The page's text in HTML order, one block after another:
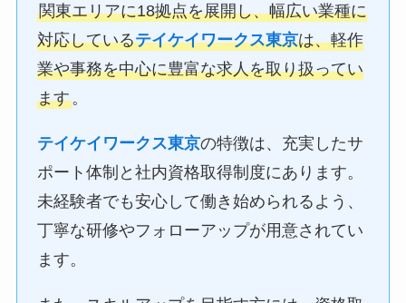
関東エリアに18拠点を展開し、幅広い業種に
対応しているテイケイワークス東京は、軽作
業や事務を中心に豊富な求人を取り扱ってい
ます。
テイケイワークス東京の特徴は、充実したサ
ポート体制と社内資格取得制度にあります。
未経験者でも安心して働き始められるよう、
丁寧な研修やフォローアップが用意されてい
ます。